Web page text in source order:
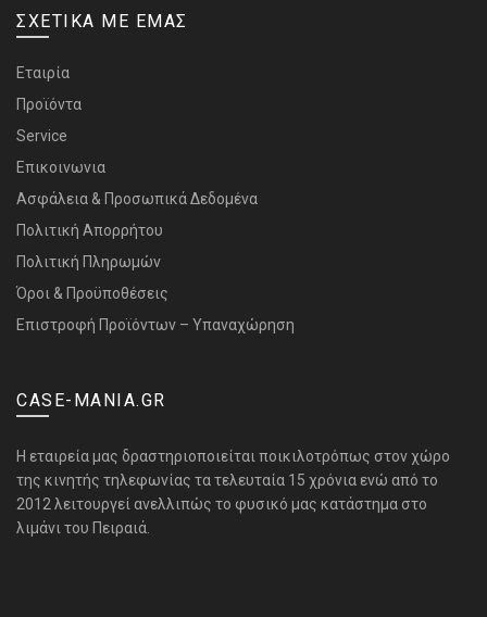
ΣΧΕΤΙΚΑ ΜΕ ΕΜΑΣ
Εταιρία
Προϊόντα
Service
Επικοινωνια
Ασφάλεια & Προσωπικά Δεδομένα
Πολιτική Απορρήτου
Πολιτική Πληρωμών
Όροι & Προϋποθέσεις
Επιστροφή Προϊόντων – Υπαναχώρηση
CASE-MANIA.GR
H εταιρεία μας δραστηριοποιείται ποικιλοτρόπως στον χώρο
της κινητής τηλεφωνίας τα τελευταία 15 χρόνια ενώ από το
2012 λειτουργεί ανελλιπώς το φυσικό μας κατάστημα στο
λιμάνι του Πειραιά.